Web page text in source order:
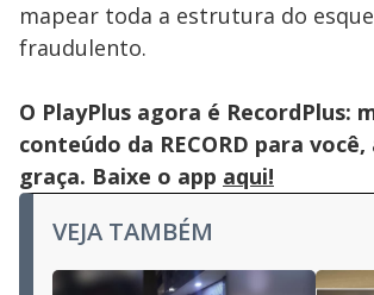
mapear toda a estrutura do
fraudulento.
O PlayPlus agora é RecordPlus:
conteúdo da RECORD para
graça. Baixe o app aqui!
VEJA TAMBÉM